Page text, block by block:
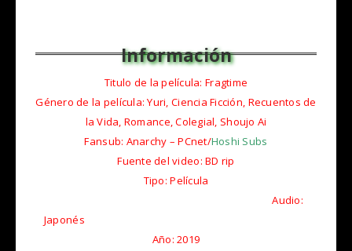
Titulo de la película: Fragtime
Género de la película: Yuri, Ciencia Ficción, Recuentos de
la Vida, Romance, Colegial, Shoujo Ai
Fansub: Anarchy – PCnet/Hoshi Subs
Fuente del video: BD rip
Tipo: Película
Audio:
Japonés
Año: 2019